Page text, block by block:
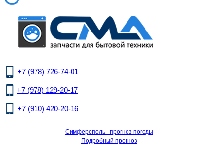
+7 (978) 726-74-01
+7 (978) 129-20-17
+7 (910) 420-20-16
Симферополь - прогноз погоды
Подробный прогноз